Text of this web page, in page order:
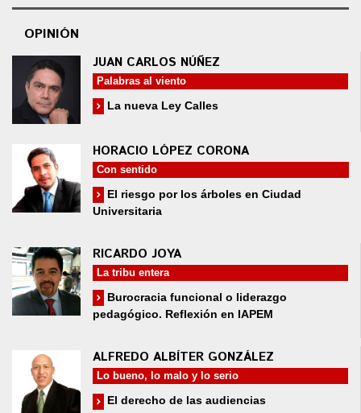
OPINIÓN
JUAN CARLOS NÚÑEZ
Palabras al viento
La nueva Ley Calles
HORACIO LÓPEZ CORONA
Con sentido
El riesgo por los árboles en Ciudad
Universitaria
RICARDO JOYA
La tribu entera
Burocracia funcional o liderazgo
pedagógico. Reflexión en IAPEM
ALFREDO ALBÍTER GONZÁLEZ
Lo bueno, lo malo y lo serio
El derecho de las audiencias